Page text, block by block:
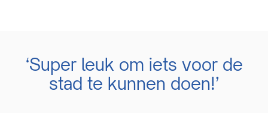
‘Super leuk om iets voor de
stad te kunnen doen!’